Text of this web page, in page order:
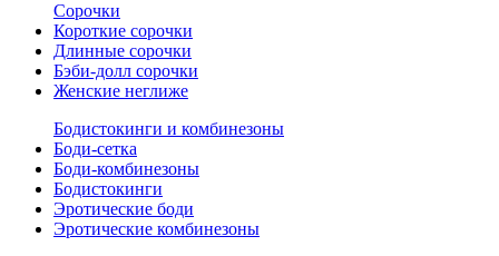
Сорочки
Короткие сорочки
Длинные сорочки
Бэби-долл сорочки
Женские неглиже
Бодистокинги и комбинезоны
Боди-сетка
Боди-комбинезоны
Бодистокинги
Эротические боди
Эротические комбинезоны